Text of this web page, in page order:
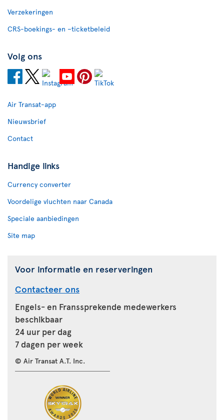
Verzekeringen
CRS-boekings- en –ticketbeleid
Volg ons
Air Transat-app
Nieuwsbrief
Contact
Handige links
Currency converter
Voordelige vluchten naar Canada
Speciale aanbiedingen
Site map
Voor informatie en reserveringen
Contacteer ons
Engels- en Franssprekende medewerkers
beschikbaar
24 uur per dag
7 dagen per week
© Air Transat A.T. Inc.